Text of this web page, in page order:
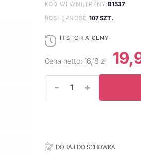
KOD WEWNĘTRZNY:B1537
DOSTĘPNOŚĆ:107 SZT.
HISTORIA CENY
Cena netto: 16,18 zł
- +
DODAJ DO SCHOWKA